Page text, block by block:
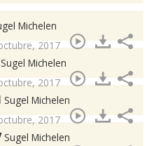
Michelen
2017
Sugel Michelen
2017
Sugel Michelen
2017
Sugel Michelen